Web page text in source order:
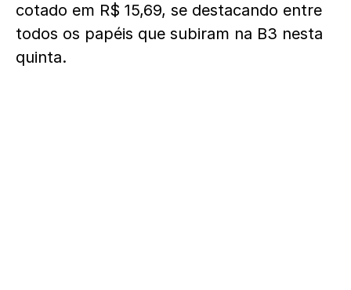
cotado em R$ 15,69, se destacando entre
todos os papéis que subiram na B3 nesta
quinta.